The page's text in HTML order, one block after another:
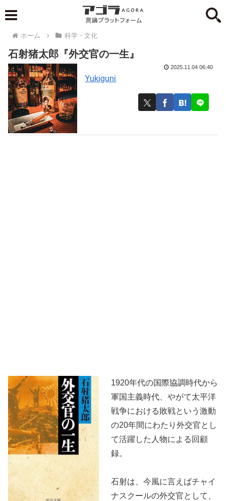
ホーム 科学・文化
石射猪太郎『外交官の一生』
Yukiguni
2025.11.04 06:40
1920年代の国際協調時代から
軍国主義時代、やがて太平洋
戦争における敗戦という激動
の20年間にわたり外交官とし
て活躍した人物による回顧
録。
石射は、今風に言えばチャイ
ナスクールの外交官として、